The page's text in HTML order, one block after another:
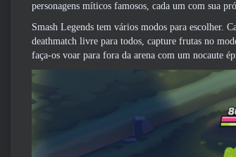
personagens míticos famosos, cada um com sua
Smash Legends tem vários modos para escolher.
deathmatch livre para todos, capture frutas no
faça-os voar para fora da arena com um nocaute